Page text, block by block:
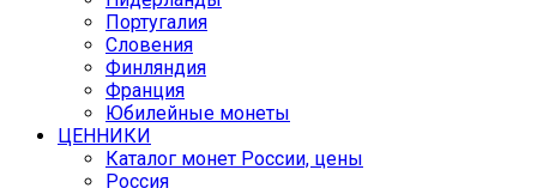
Португалия
Словения
Финляндия
Франция
Юбилейные монеты
ЦЕННИКИ
Каталог монет России, цены
Россия